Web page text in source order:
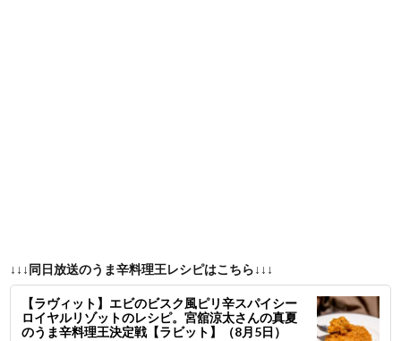
↓↓↓同日放送のうま辛料理王レシピはこちら↓↓↓
【ラヴィット】エビのビスク風ピリ辛スパイシー
ロイヤルリゾットのレシピ。宮舘涼太さんの真夏
のうま辛料理王決定戦【ラビット】（8月5日）